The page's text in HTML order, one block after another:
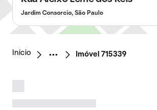
Jardim Consorcio, São Paulo
Início Imóvel 715339